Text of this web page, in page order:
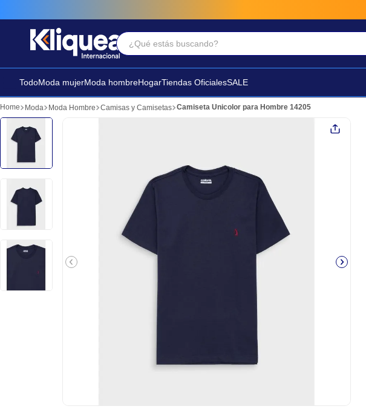
¿Qué estás buscando?
TodoModa mujerModa hombreHogarTiendas OficialesSALE
Moda Moda Hombre Camisas y Camisetas Camiseta Unicolor para Hombre 14205
Términos Más Buscados
2. faldas